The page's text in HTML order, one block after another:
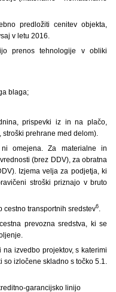
predložiti cenitev objekta,
v letu 2016.
prenos tehnologije v obliki
blaga;
prispevki iz in na plačo,
prehrane med delom).
omejena. Za materialne in
(brez DDV), za obratna
Izjema velja za podjetja, ki
stroški priznajo v bruto
cestno transportnih sredstev6.
prevozna sredstva, ki se
izvedbo projektov, s katerimi
izločene skladno s točko 5.1.
garancijsko linijo